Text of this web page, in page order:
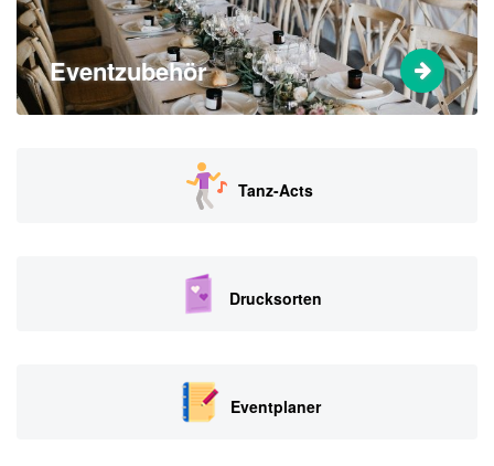
Eventzubehör
Tanz-Acts
Drucksorten
Eventplaner